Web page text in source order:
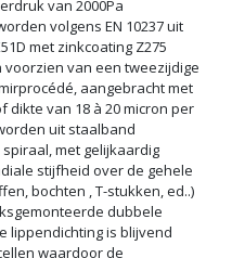
van 2000Pa
volgens EN 10237 uit
met zinkcoating Z275
van een tweezijdige
aangebracht met
dikte van 18 à 20 micron per
uit staalband
met gelijkaardig
stijfheid over de gehele
bochten , T-stukken, ed..)
dubbele
lippendichting is blijvend
waardoor de